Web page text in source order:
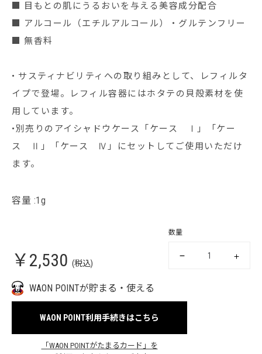
■ 目もとの肌にうるおいを与える美容成分配合
■ アルコール（エチルアルコール）・グルテンフリー
■ 無⾹料
• サスティナビリティへの取り組みとして、レフィルタ
イプで登場。レフィル容器にはホタテの⾙殻素材を使
⽤しています。
•別売りのアイシャドウケース「ケース Ⅰ」「ケー
ス Ⅱ」「ケース Ⅳ」にセットしてご使用いただけ
ます。
容量 :1g
￥2,530 (税込)
数量
WAON POINTが貯まる・使える
WAON POINT利用手続きはこちら
「WAON POINTがたまるカード」を